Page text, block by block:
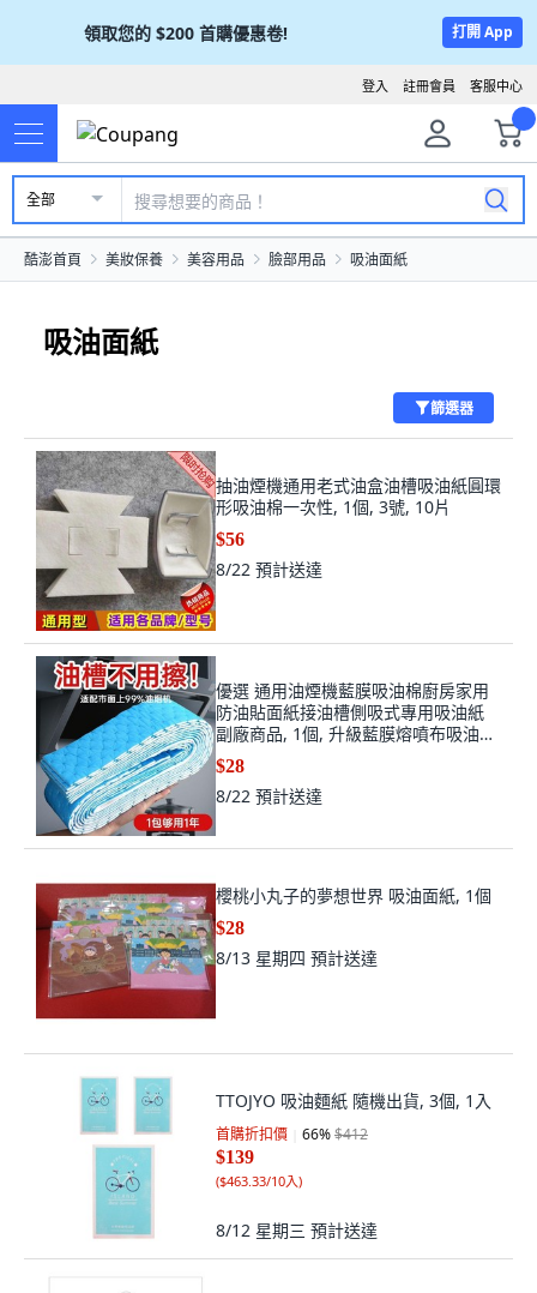
領取您的 $200 首購優惠卷! 打開 App
客服中心
註冊會員
登入
全部
酷澎首頁 美妝保養 美容用品 臉部用品 吸油面紙
吸油面紙
篩選器
抽油煙機通用老式油盒油槽吸油紙圓環
形吸油棉一次性, 1個, 3號, 10片
$56
8/22 預計送達
優選 通用油煙機藍膜吸油棉廚房家用
防油貼面紙接油槽側吸式專用吸油紙
副廠商品, 1個, 升級藍膜熔噴布吸油棉
免洗即用即扔 ,吸油棉熔噴布更吸油 4
張裝 加厚不滲漏
$28
8/22 預計送達
櫻桃小丸子的夢想世界 吸油面紙, 1個
$28
8/13 星期四 預計送達
TTOJYO 吸油麵紙 隨機出貨, 3個, 1入
首購折扣價 66%$412
$139
($463.33/10入)
8/12 星期三 預計送達